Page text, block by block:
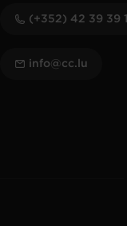
(+352) 42 39 39 1
info@cc.lu